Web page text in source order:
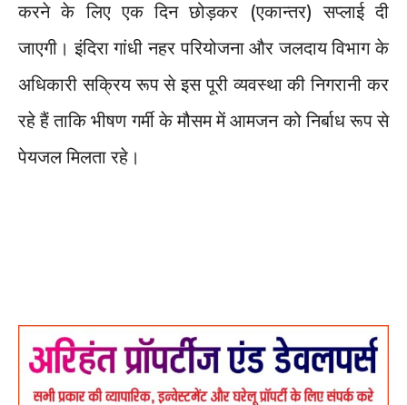
करने के लिए एक दिन छोड़कर (एकान्तर) सप्लाई दी
जाएगी। इंदिरा गांधी नहर परियोजना और जलदाय विभाग के
अधिकारी सक्रिय रूप से इस पूरी व्यवस्था की निगरानी कर
रहे हैं ताकि भीषण गर्मी के मौसम में आमजन को निर्बाध रूप से
पेयजल मिलता रहे।